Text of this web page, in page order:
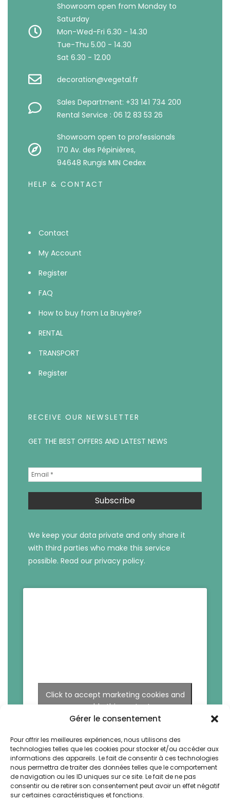
Gérer le consentement
Pour offrir les meilleures expériences, nous utilisons des
technologies telles que les cookies pour stocker et/ou accéder aux
informations des appareils. Le fait de consentir à ces technologies
nous permettra de traiter des données telles que le comportement
de navigation ou les ID uniques sur ce site. Le fait de ne pas
consentir ou de retirer son consentement peut avoir un effet négatif
sur certaines caractéristiques et fonctions.
Showroom open from Monday to
Saturday
Mon-Wed-Fri 6.30 - 14.30
Tue-Thu 5.00 - 14.30
Sat 6.30 - 12.00
decoration@vegetal.fr
Sales Department: +33 141 734 200
Rental Service : 06 12 83 53 26
Showroom open to professionals
170 Av. des Pépinières,
94648 Rungis MIN Cedex
HELP & CONTACT
Contact
My Account
Register
FAQ
How to buy from La Bruyère?
RENTAL
TRANSPORT
Register
RECEIVE OUR NEWSLETTER
GET THE BEST OFFERS AND LATEST NEWS
We keep your data private and only share it
with third parties who make this service
possible. Read our privacy policy.
Click to accept marketing cookies and
enable this content